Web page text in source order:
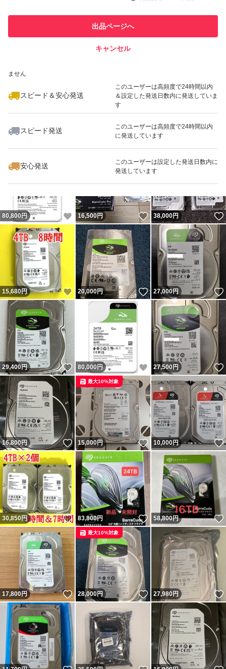
での取引実績があります
ません
スピード＆安心発送
このユーザーは高頻度で24時間以内
＆設定した発送日数内に発送していま
す
スピード発送
このユーザーは高頻度で24時間以内
に発送しています
安心発送
このユーザーは設定した発送日数内に
発送しています
出品ページへ
キャンセル
いいね！
22,780
80,800円 いいね！
16,500円 いいね！
38,000円
15,680円 いいね！
20,000円 いいね！
27,000円
29,400円 いいね！
80,000円 いいね！
27,500円
16,800円 いいね！
15,000円 いいね！
最大10%対象
10,000円
30,850円 いいね！
83,800円 いいね！
58,800円
17,800円 いいね！
28,000円 いいね！
最大10%対象
27,980円